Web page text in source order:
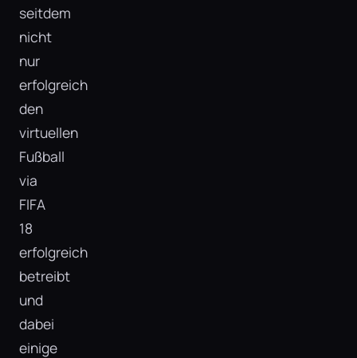
seitdem
nicht
nur
erfolgreich
den
virtuellen
Fußball
via
FIFA
18
erfolgreich
betreibt
und
dabei
einige